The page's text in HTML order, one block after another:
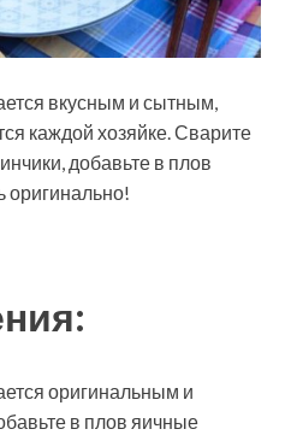
вкусным и сытным,
каждой хозяйке. Сварите
добавьте в плов
оригинально!
оригинальным и
в плов яичные